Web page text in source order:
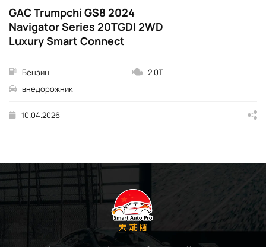
GAC Trumpchi GS8 2024
Navigator Series 20TGDI 2WD
Luxury Smart Connect
Бензин
2.0T
внедорожник
10.04.2026